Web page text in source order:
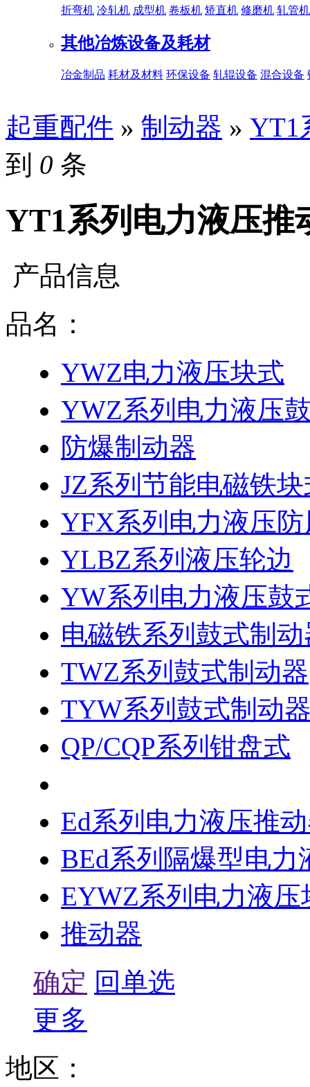
折弯机 冷轧机 成型机 卷板机 矫直机 修磨机 轧管机
其他冶炼设备及耗材
冶金制品 耗材及材料 环保设备 轧辊设备 混合设备
起重配件 » 制动器 » YT1
到 0 条
YT1系列电力液压推
产品信息
品名：
YWZ电力液压块式
YWZ系列电力液压
防爆制动器
JZ系列节能电磁铁
YFX系列电力液压
YLBZ系列液压轮边
YW系列电力液压鼓
电磁铁系列鼓式制动
TWZ系列鼓式制动器
TYW系列鼓式制动
QP/CQP系列钳盘式
Ed系列电力液压推
BEd系列隔爆型电力
EYWZ系列电力液压
推动器
确定 回单选
更多
地区：